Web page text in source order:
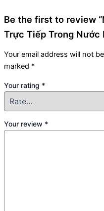
Be the first to review
Trực Tiếp Trong Nước
Your email address will not
marked *
Your rating *
Your review *